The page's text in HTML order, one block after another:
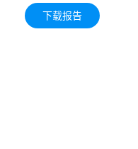
下载报告